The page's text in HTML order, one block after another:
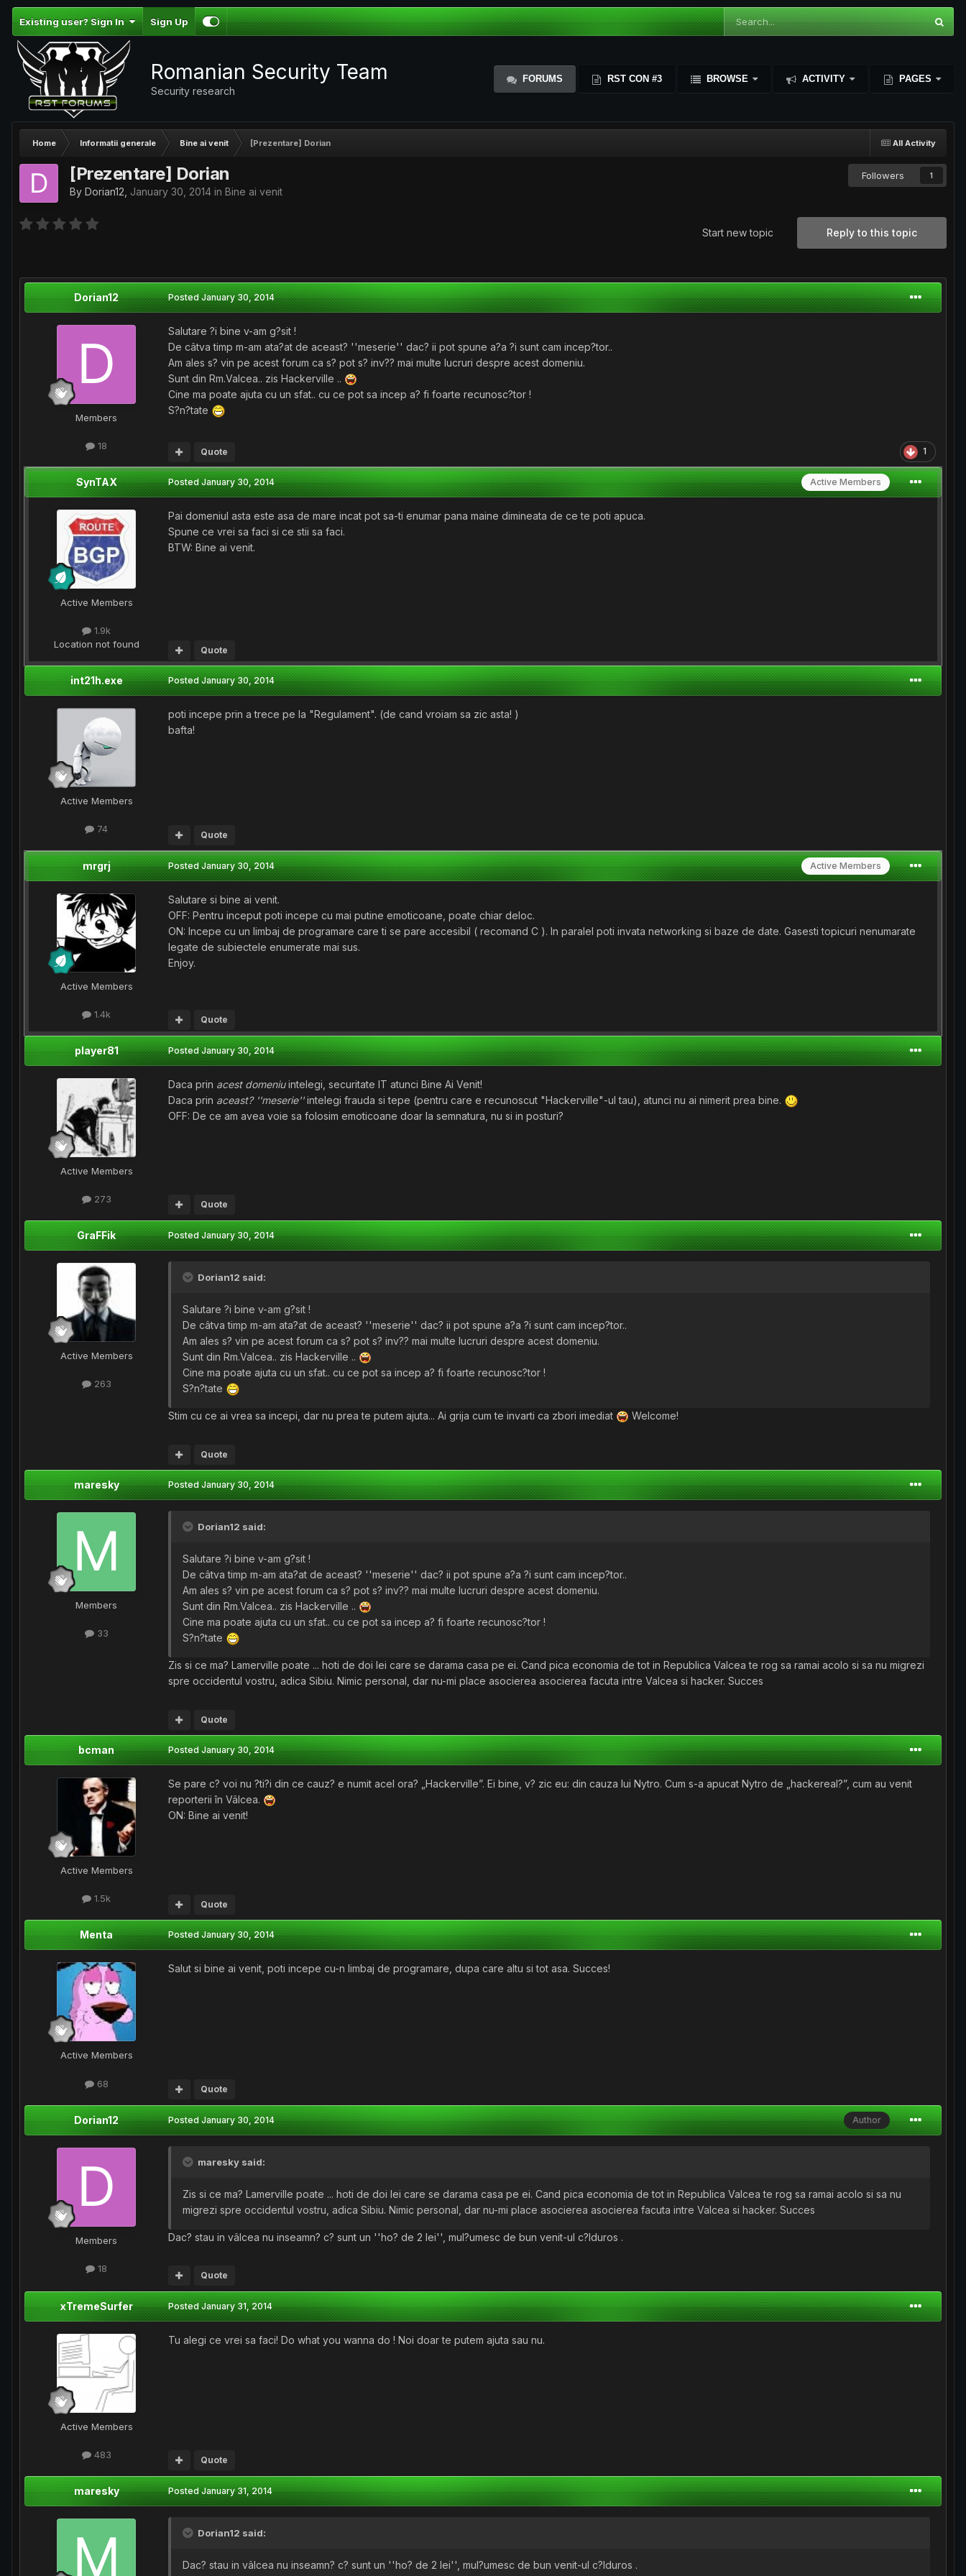
Existing user? Sign In Sign Up
Romanian Security Team
Security research
FORUMS RST CON #3 BROWSE ACTIVITY PAGES
All Activity
Home Informatii generale Bine ai venit [Prezentare] Dorian
Followers 1
[Prezentare] Dorian
By Dorian12 January 30, 2014 in Bine ai venit
Reply to this topic
Start new topic
Dorian12
Members
18
PostedJanuary 30, 2014
Salutare ?i bine v-am g?sit !
De câtva timp m-am ata?at de aceast? ''meserie'' dac? ii pot spune a?a ?i sunt cam incep?tor..
Am ales s? vin pe acest forum ca s? pot s? inv?? mai multe lucruri despre acest domeniu.
Sunt din Rm.Valcea.. zis Hackerville ..
Cine ma poate ajuta cu un sfat.. cu ce pot sa incep a? fi foarte recunosc?tor !
S?n?tate
1
Quote
SynTAX
Active Members
1.9k
Location not found
Active Members
PostedJanuary 30, 2014
Pai domeniul asta este asa de mare incat pot sa-ti enumar pana maine dimineata de ce te poti apuca.
Spune ce vrei sa faci si ce stii sa faci.
BTW: Bine ai venit.
Quote
int21h.exe
Active Members
74
PostedJanuary 30, 2014
poti incepe prin a trece pe la "Regulament". (de cand vroiam sa zic asta! )
bafta!
Quote
mrgrj
Active Members
1.4k
Active Members
PostedJanuary 30, 2014
Salutare si bine ai venit.
OFF: Pentru inceput poti incepe cu mai putine emoticoane, poate chiar deloc.
ON: Incepe cu un limbaj de programare care ti se pare accesibil ( recomand C ). In paralel poti invata networking si baze de date. Gasesti topicuri nenumarate
legate de subiectele enumerate mai sus.
Enjoy.
Quote
player81
Active Members
273
PostedJanuary 30, 2014
Daca prin acest domeniuintelegi, securitate IT atunci Bine Ai Venit!
Daca prin aceast? ''meserie''intelegi frauda si tepe (pentru care e recunoscut "Hackerville"-ul tau), atunci nu ai nimerit prea bine.
OFF: De ce am avea voie sa folosim emoticoane doar la semnatura, nu si in posturi?
Quote
GraFFik
Active Members
263
PostedJanuary 30, 2014
Dorian12 said:
Salutare ?i bine v-am g?sit !
De câtva timp m-am ata?at de aceast? ''meserie'' dac? ii pot spune a?a ?i sunt cam incep?tor..
Am ales s? vin pe acest forum ca s? pot s? inv?? mai multe lucruri despre acest domeniu.
Sunt din Rm.Valcea.. zis Hackerville ..
Cine ma poate ajuta cu un sfat.. cu ce pot sa incep a? fi foarte recunosc?tor !
S?n?tate
Stim cu ce ai vrea sa incepi, dar nu prea te putem ajuta... Ai grija cum te invarti ca zbori imediat Welcome!
Quote
maresky
Members
33
PostedJanuary 30, 2014
Dorian12 said:
Salutare ?i bine v-am g?sit !
De câtva timp m-am ata?at de aceast? ''meserie'' dac? ii pot spune a?a ?i sunt cam incep?tor..
Am ales s? vin pe acest forum ca s? pot s? inv?? mai multe lucruri despre acest domeniu.
Sunt din Rm.Valcea.. zis Hackerville ..
Cine ma poate ajuta cu un sfat.. cu ce pot sa incep a? fi foarte recunosc?tor !
S?n?tate
Zis si ce ma? Lamerville poate ... hoti de doi lei care se darama casa pe ei. Cand pica economia de tot in Republica Valcea te rog sa ramai acolo si sa nu migrezi
spre occidentul vostru, adica Sibiu. Nimic personal, dar nu-mi place asocierea asocierea facuta intre Valcea si hacker. Succes
Quote
bcman
Active Members
1.5k
PostedJanuary 30, 2014
Se pare c? voi nu ?ti?i din ce cauz? e numit acel ora? „Hackerville”. Ei bine, v? zic eu: din cauza lui Nytro. Cum s-a apucat Nytro de „hackereal?”, cum au venit
reporterii în Vâlcea.
ON: Bine ai venit!
Quote
Menta
Active Members
68
PostedJanuary 30, 2014
Salut si bine ai venit, poti incepe cu-n limbaj de programare, dupa care altu si tot asa. Succes!
Quote
Dorian12
Members
18
Author
PostedJanuary 30, 2014
maresky said:
Zis si ce ma? Lamerville poate ... hoti de doi lei care se darama casa pe ei. Cand pica economia de tot in Republica Valcea te rog sa ramai acolo si sa nu
migrezi spre occidentul vostru, adica Sibiu. Nimic personal, dar nu-mi place asocierea asocierea facuta intre Valcea si hacker. Succes
Dac? stau in vâlcea nu inseamn? c? sunt un ''ho? de 2 lei'', mul?umesc de bun venit-ul c?lduros .
Quote
xTremeSurfer
Active Members
483
PostedJanuary 31, 2014
Tu alegi ce vrei sa faci! Do what you wanna do ! Noi doar te putem ajuta sau nu.
Quote
maresky PostedJanuary 31, 2014
Dorian12 said:
Dac? stau in vâlcea nu inseamn? c? sunt un ''ho? de 2 lei'', mul?umesc de bun venit-ul c?lduros .